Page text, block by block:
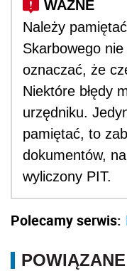
Należy
Skarbowego
oznaczać, że
Niektóre błędy
urzędniku.
pamiętać, to
dokumentów,
wyliczony PIT.
Polecamy serwis:
POWIĄZANE